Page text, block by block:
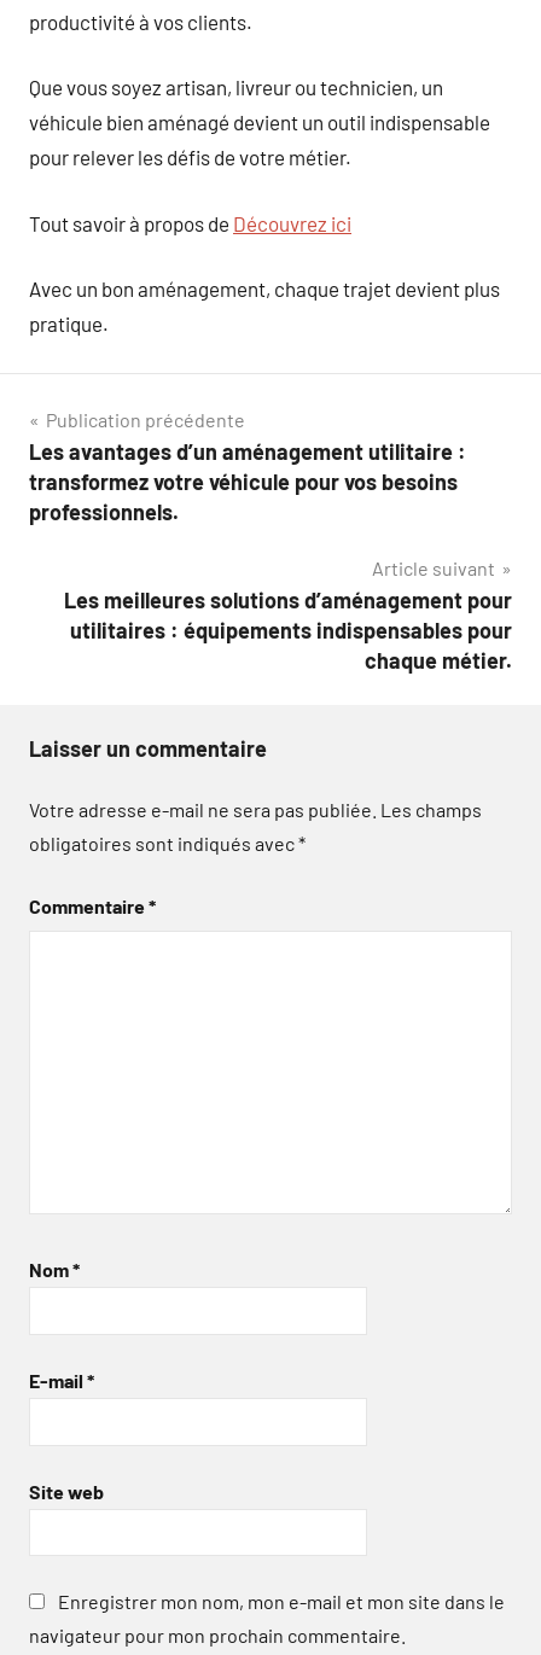
productivité à vos clients.
Que vous soyez artisan, livreur ou technicien, un
véhicule bien aménagé devient un outil indispensable
pour relever les défis de votre métier.
Tout savoir à propos de Découvrez ici
Avec un bon aménagement, chaque trajet devient plus
pratique.
Navigation
de
l’article
Publication précédente
Les avantages d’un aménagement utilitaire :
transformez votre véhicule pour vos besoins
professionnels.
Article suivant
Les meilleures solutions d’aménagement pour
utilitaires : équipements indispensables pour
chaque métier.
Laisser un commentaire
Votre adresse e-mail ne sera pas publiée. Les champs
obligatoires sont indiqués avec*
Commentaire*
Nom*
E-mail *
Site web
Enregistrer mon nom, mon e-mail et mon site dans le
navigateur pour mon prochain commentaire.